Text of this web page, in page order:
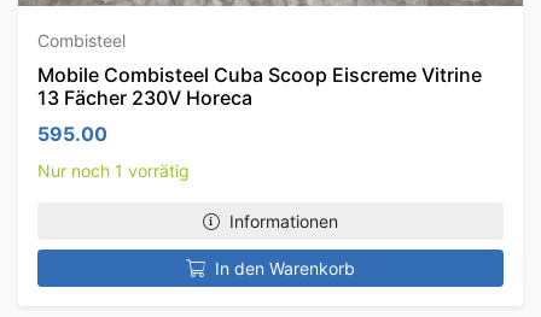
Combisteel
Mobile Combisteel Cuba Scoop Eiscreme Vitrine
13 Fächer 230V Horeca
595.00
Nur noch 1 vorrätig
Informationen
In den Warenkorb